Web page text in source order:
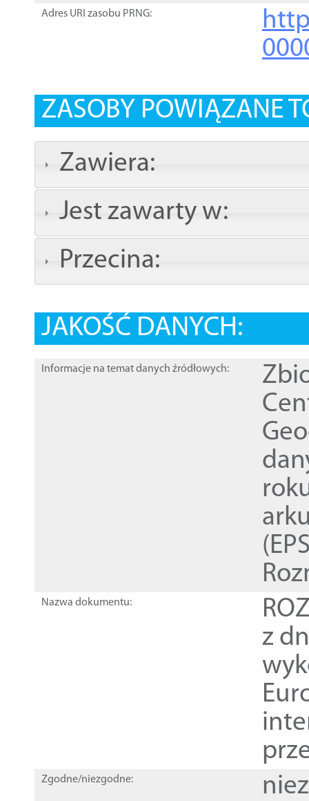
Adres URI zasobu PRNG:
ZASOBY POWIĄZANE
Zawiera:
Jest zawarty w:
Przecina:
JAKOŚĆ DANYCH:
Informacje na temat danych źródłowych:
Nazwa dokumentu:
z
Zgodne/niezgodne: